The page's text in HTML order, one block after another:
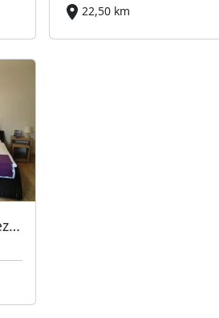
22,50 km
Messezimmer - Gästezimmer - Monteurzimmer -Ferienwohnung